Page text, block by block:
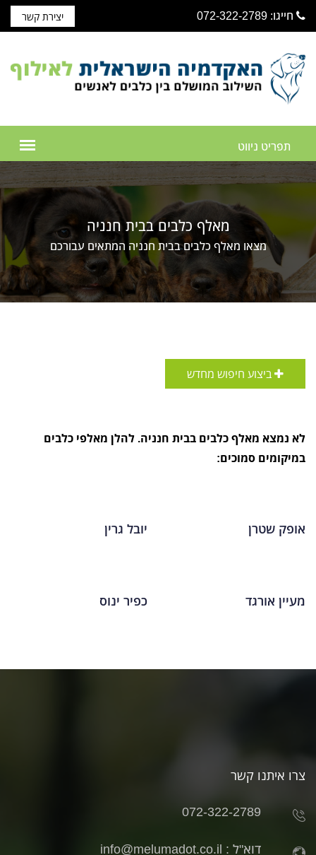
חייגו: 072-322-2789 יצירת קשר
מאלף כלבים בבית חנניה
מצאו מאלף כלבים בבית חנניה המתאים עבורכם
ביצוע חיפוש מחדש
לא נמצא מאלף כלבים בבית חנניה. להלן מאלפי כלבים
במיקומים סמוכים:
אופק שטרן יובל גרין
מעיין אורגד כפיר ינוס
צרו איתנו קשר
072-322-2789
דוא"ל : info@melumadot.co.il